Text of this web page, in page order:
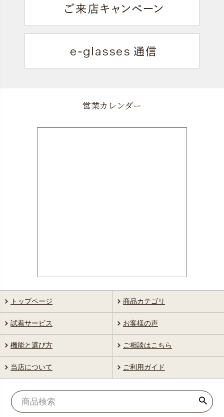
営業カレンダー
トップページ 商品カテゴリ
試着サービス お客様の声
機能と選び方 ご相談はこちら
当店について ご利用ガイド